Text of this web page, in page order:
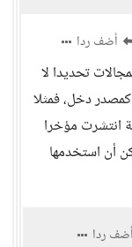
أضف ردا
تحديدا لا
كمصدر دخل، فمثلا
انتشرت مؤخرا
أن استخدمها
أضف ردا